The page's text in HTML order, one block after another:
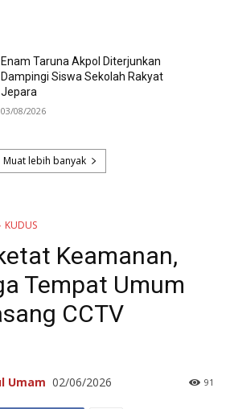
Enam Taruna Akpol Diterjunkan
Dampingi Siswa Sekolah Rakyat
Jepara
03/08/2026
Muat lebih banyak